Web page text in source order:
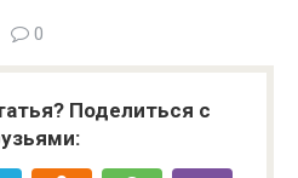
0
Поделиться с